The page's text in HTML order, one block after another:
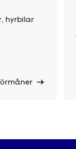
hyrbilar